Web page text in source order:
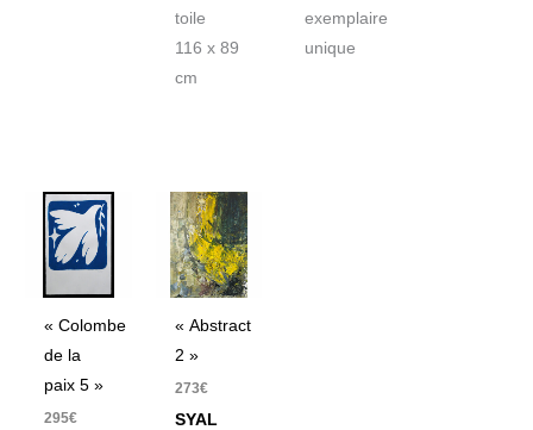
toile
116 x 89
cm
exemplaire
unique
« Colombe
de la
paix 5 »
295€
« Abstract
2 »
273€
SYAL